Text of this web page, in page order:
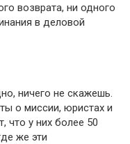
возврата, ни одного
в деловой
ничего не скажешь.
о миссии, юристах и
что у них более 50
же эти